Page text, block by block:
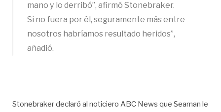
mano y lo derribó”, afirmó Stonebraker.
Si no fuera por él, seguramente más entre
nosotros habríamos resultado heridos”,
añadió.
Stonebraker declaró al noticiero ABC News que Seaman le